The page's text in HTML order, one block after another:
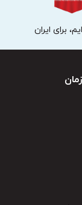
برای ایران